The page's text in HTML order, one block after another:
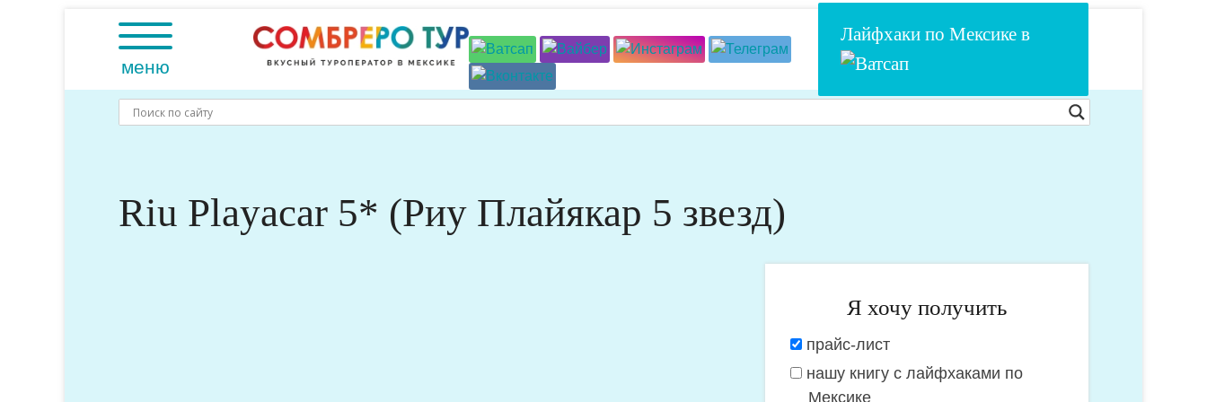
меню
Лайфхаки по Мексике в
Riu Playacar 5* (Риу Плайякар 5 звезд)
Я хочу получить
Я
хочу
получить:
прайс-лист
нашу книгу с лайфхаками по
Мексике